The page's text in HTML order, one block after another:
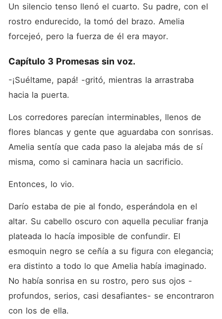
Un silencio tenso llenó el cuarto. Su padre, con el
rostro endurecido, la tomó del brazo. Amelia
forcejeó, pero la fuerza de él era mayor.
Capítulo 3 Promesas sin voz.
-¡Suéltame, papá! -gritó, mientras la arrastraba
hacia la puerta.
Los corredores parecían interminables, llenos de
flores blancas y gente que aguardaba con sonrisas.
Amelia sentía que cada paso la alejaba más de sí
misma, como si caminara hacia un sacrificio.
Entonces, lo vio.
Darío estaba de pie al fondo, esperándola en el
altar. Su cabello oscuro con aquella peculiar franja
plateada lo hacía imposible de confundir. El
esmoquin negro se ceñía a su figura con elegancia;
era distinto a todo lo que Amelia había imaginado.
No había sonrisa en su rostro, pero sus ojos -
profundos, serios, casi desafiantes- se encontraron
con los de ella.